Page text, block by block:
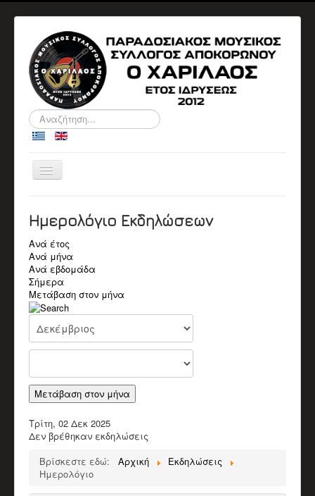
Αναζήτηση...
Εναλλαγή
πλοήγησης
Ο ΣΎΛΛΟΓΟΣ
ΠΛΗΡΟΦΟΡΙΕΣ
ΑΝΑΚΟΙΝΩΣΕΙΣ
ΕΚΔΗΛΏΣΕΙΣ
Αρχείο Εκδηλώσεων
ΒΙΟΓΡΑΦΙΚΆ
Βιογραφικά Μελών
Παλαιοί Μουσικοί
ΒΙΝΤΕΟ
Π.Μ. Σύλλογος Αποκορώνου "Ο Χαρίλαος"
Παπαδάκης Μιχάλης (Πλακιανός)
Καπόκης Δημήτρης
Καντέρης Γεώργιος (Καντερογιώργης)
Κολιακουδάκης Νικος
Κουρκουνάκης Εμμανουήλ
Διάφορα Video
ΈΡΕΥΝΑ
Ημερολόγιο Εκδηλώσεων
Ανά έτος
Ανά μήνα
Ανά εβδομάδα
Σήμερα
Μετάβαση στον μήνα
Μετάβαση στον μήνα
Τρίτη, 02 Δεκ 2025
Δεν βρέθηκαν εκδηλώσεις
Βρίσκεστε εδώ:
Αρχική
Εκδηλώσεις
Ημερολόγιο